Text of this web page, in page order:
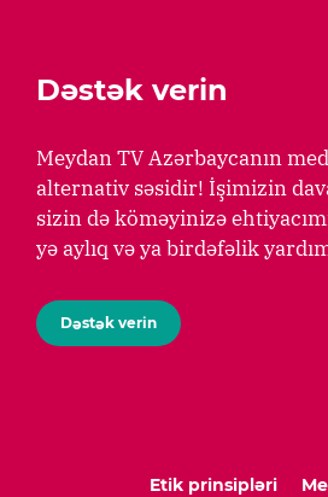
Dəstək verin
Meydan TV Azərbaycanın
alternativ səsidir! İşimizin
sizin də köməyinizə
yə aylıq və ya birdəfəlik
Dəstək verin
Etik prinsipləri